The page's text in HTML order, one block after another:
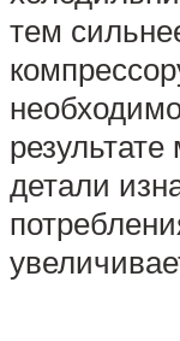
тем
детали